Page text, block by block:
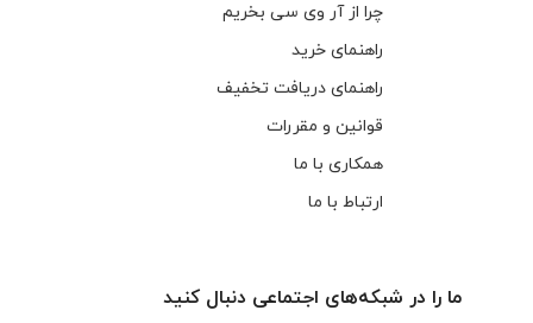
چرا از آر وی سی بخریم
راهنمای خرید
راهنمای دریافت تخفیف
قوانین و مقررات
همکاری با ما
ارتباط با ما
ما را در شبکه‌های اجتماعی دنبال کنید